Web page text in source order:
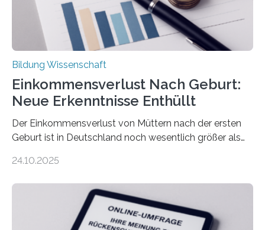
Bildung Wissenschaft
Einkommensverlust Nach Geburt:
Neue Erkenntnisse Enthüllt
Der Einkommensverlust von Müttern nach der ersten
Geburt ist in Deutschland noch wesentlich größer als
nach der Geburt durchschnittlich fast 30.000 Euro
langfristigen Auswirkungen auf Karriere und die spätere
Rente. Bisherige Schätzungen lagen bei rund 20.000
Euro und damit etwa 30 Prozent zu niedrig. Zu diesem
24.10.2025